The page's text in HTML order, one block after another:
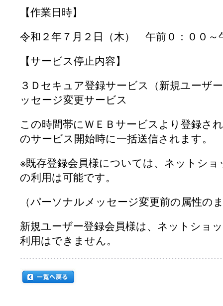
【作業日時】
令和２年７月２日（木） 午前０：００～
【サービス停止内容】
３Ｄセキュア登録サービス（新規ユーザ
ッセージ変更サービス
この時間帯にＷＥＢサービスより登録さ
のサービス開始時に一括送信されます。
※既存登録会員様については、ネットシ
の利用は可能です。
（パーソナルメッセージ変更前の属性の
新規ユーザー登録会員様は、ネットショ
利用はできません。